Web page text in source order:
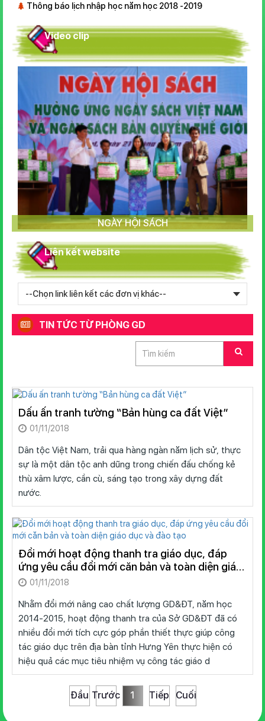
Thông báo lịch nhập học năm học 2018 -2019
Video clip
NGÀY HỘI SÁCH
Liên kết website
TIN TỨC TỪ PHÒNG GD
Dấu ấn tranh tường “Bản hùng ca đất Việt”
01/11/2018
Dân tộc Việt Nam, trải qua hàng ngàn năm lịch sử, thực
sự là một dân tộc anh dũng trong chiến đấu chống kẻ
thù xâm lược, cần cù, sáng tạo trong xây dựng đất
nước.
Đổi mới hoạt động thanh tra giáo dục, đáp
ứng yêu cầu đổi mới căn bản và toàn diện giáo
dục và đào tạo
01/11/2018
Nhằm đổi mới nâng cao chất lượng GD&ĐT, năm học
2014-2015, hoạt động thanh tra của Sở GD&ĐT đã có
nhiều đổi mới tích cực góp phần thiết thực giúp công
tác giáo dục trên địa bàn tỉnh Hưng Yên thực hiện có
hiệu quả các mục tiêu nhiệm vụ công tác giáo d
Đầu Trước 1 Tiếp Cuối